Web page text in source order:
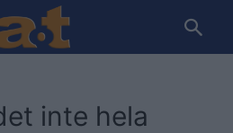
inte hela